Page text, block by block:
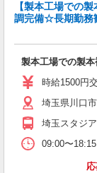
【製本工場での
調完備☆長期勤務
製本工場での製本
時給1500円
埼玉県川口
埼玉スタジ
09:00〜